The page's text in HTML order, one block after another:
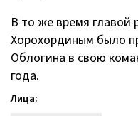
В то же время главой
Хорохординым было
Облогина в свою
года.
Лица: